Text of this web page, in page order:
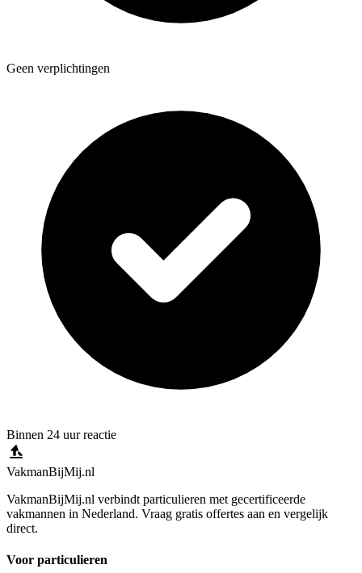
Geen verplichtingen
Binnen 24 uur reactie
VakmanBijMij.nl
VakmanBijMij.nl verbindt particulieren met gecertificeerde
vakmannen in Nederland. Vraag gratis offertes aan en vergelijk
direct.
Voor particulieren